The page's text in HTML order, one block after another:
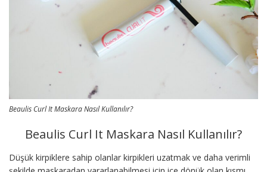
Beaulis Curl It Maskara Nasıl Kullanılır?
Beaulis Curl It Maskara Nasıl Kullanılır?
Düşük kirpiklere sahip olanlar kirpikleri uzatmak ve daha verimli